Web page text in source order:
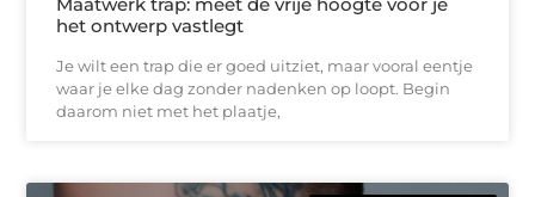
het ontwerp vastlegt
Je wilt een trap die er goed uitziet, maar vooral eentje
waar je elke dag zonder nadenken op loopt. Begin
daarom niet met het plaatje,